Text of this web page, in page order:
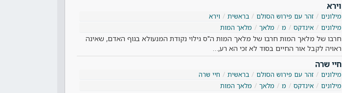
וירא
מילונים זהר עם פירוש הסולם בראשית
וירא
מילונים
אינדקס מ מלאך מלאך המות
חרבו של מלאך המות חרבו של מלאך המות ה"ס גילוי נקודת המנעולא בגוף האדם, שאינה
ראויה לקבל אור החיים בסוד לא זכי הא רע,…
חיי שרה
מילונים זהר עם פירוש הסולם בראשית
חיי שרה
מילונים
אינדקס מ מלאך מלאך המות